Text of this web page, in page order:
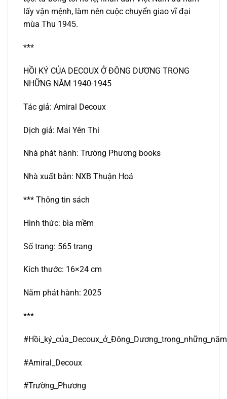
lấy vận mệnh, làm nên cuộc chuyển giao vĩ đại
mùa Thu 1945.
***
HỒI KÝ CỦA DECOUX Ở ĐÔNG DƯƠNG TRONG
NHỮNG NĂM 1940-1945
Tác giả: Amiral Decoux
Dịch giả: Mai Yên Thi
Nhà phát hành: Trường Phương books
Nhà xuất bản: NXB Thuận Hoá
*** Thông tin sách
Hình thức: bìa mềm
Số trang: 565 trang
Kích thước: 16×24 cm
Năm phát hành: 2025
***
#Amiral_Decoux
#Trường_Phương